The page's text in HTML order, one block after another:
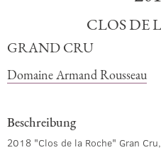
CLOS DE
GRAND CRU
Domaine Armand Rousseau
Beschreibung
2018 "Clos de la Roche" Gran